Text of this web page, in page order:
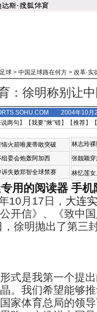
球 > 中国足球路在何方 > 改革·实
：徐明称别让
2004年10月
两句 】【我要“揪”错】【推荐】
恼火箭唯麦蒂敢突破
组委会炮轰阿加西
诉失败郑智全球禁赛
林志玲
张靓颖
林忆莲
用的阅读器 手机
月17日， 大连
开信》、《致中
徐明抛出了第三
是我第一个提出
。我们希望能够
家体育总局的领